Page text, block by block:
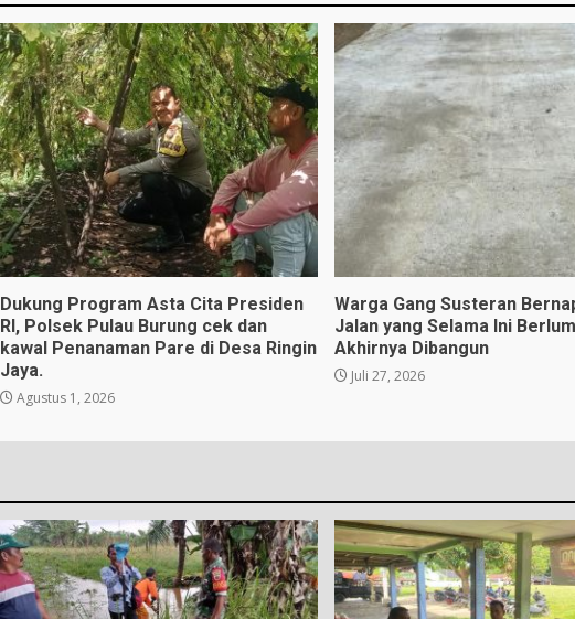
Dukung Program Asta Cita Presiden
RI, Polsek Pulau Burung cek dan
kawal Penanaman Pare di Desa Ringin
Jaya.
Agustus 1, 2026
Warga Gang Susteran
Jalan yang Selama Ini
Akhirnya Dibangun
Juli 27, 2026